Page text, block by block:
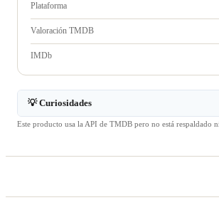
Plataforma
Valoración TMDB
IMDb
💡 Curiosidades
Este producto usa la API de TMDB pero no está respaldado